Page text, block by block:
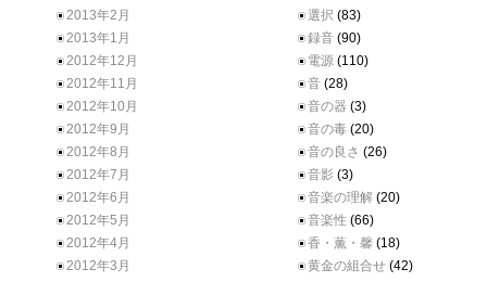
2013年2月
2013年1月
2012年12月
2012年11月
2012年10月
2012年9月
2012年8月
2012年7月
2012年6月
2012年5月
2012年4月
2012年3月
選択 (83)
録音 (90)
電源 (110)
音 (28)
音の器 (3)
音の毒 (20)
音の良さ (26)
音影 (3)
音楽の理解 (20)
音楽性 (66)
香・薫・馨 (18)
黄金の組合せ (42)